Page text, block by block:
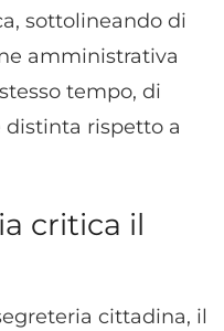
sottolineando di
amministrativa
tempo, di
rispetto a
critica il
cittadina, il